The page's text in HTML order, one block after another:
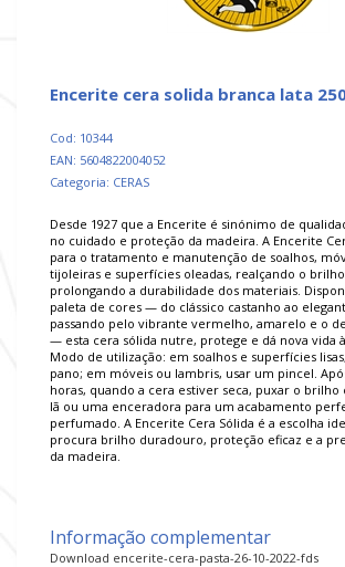
encerite cera solida branca lata
Cod: 10344
EAN: 5604822004052
Categoria: CERAS
Desde 1927 que a Encerite é sinónimo de
no cuidado e proteção da madeira. A Encerite
para o tratamento e manutenção de soalhos,
tijoleiras e superfícies oleadas, realçando o
prolongando a durabilidade dos materiais.
paleta de cores — do clássico castanho ao
passando pelo vibrante vermelho, amarelo e o
— esta cera sólida nutre, protege e dá nova vida
Modo de utilização: em soalhos e superfícies
pano; em móveis ou lambris, usar um pincel.
horas, quando a cera estiver seca, puxar o
lã ou uma enceradora para um acabamento
perfumado. A Encerite Cera Sólida é a escolha
procura brilho duradouro, proteção eficaz e a
da madeira.
Informação complementar
Download encerite-cera-pasta-26-10-2022-fds